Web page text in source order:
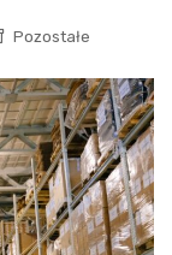
Pozostałe